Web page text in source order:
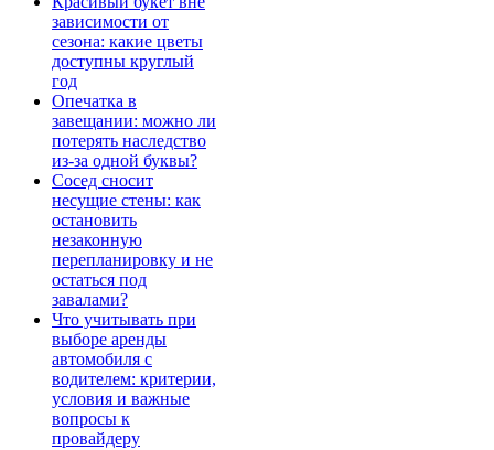
зависимости от
сезона: какие цветы
доступны круглый
год
Опечатка в
завещании: можно ли
потерять наследство
из-за одной буквы?
Сосед сносит
несущие стены: как
остановить
незаконную
перепланировку и не
остаться под
завалами?
Что учитывать при
выборе аренды
автомобиля с
водителем: критерии,
условия и важные
вопросы к
провайдеру